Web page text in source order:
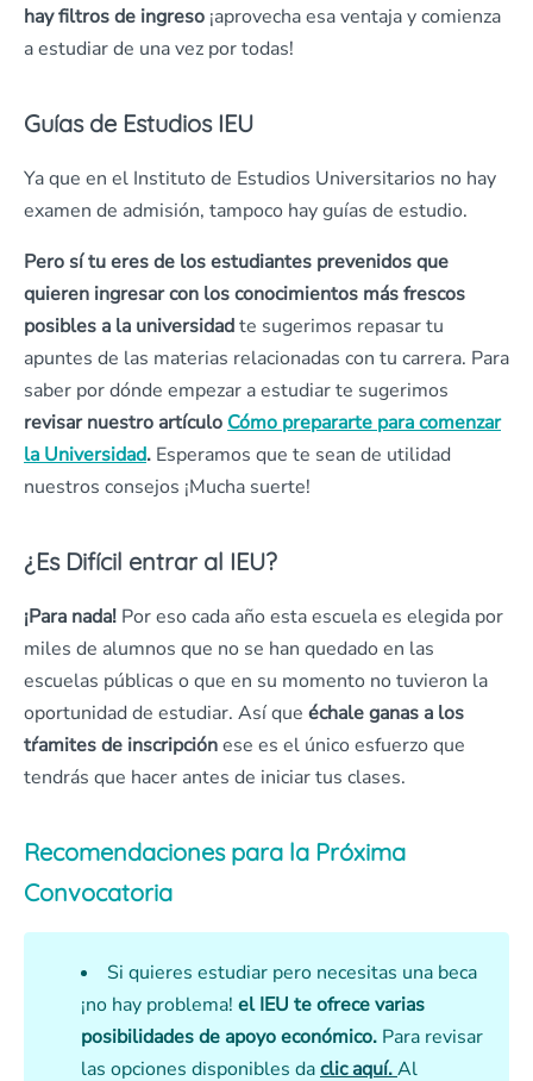
hay filtros de ingreso ¡aprovecha esa ventaja y comienza
a estudiar de una vez por todas!
Guías de Estudios IEU
Ya que en el Instituto de Estudios Universitarios no hay
examen de admisión, tampoco hay guías de estudio.
Pero sí tu eres de los estudiantes prevenidos que
quieren ingresar con los conocimientos más frescos
posibles a la universidadte sugerimos repasar tu
apuntes de las materias relacionadas con tu carrera. Para
saber por dónde empezar a estudiar te sugerimos
revisar nuestro artículoCómo prepararte para comenzar
la Universidad. Esperamos que te sean de utilidad
nuestros consejos ¡Mucha suerte!
¿Es Difícil entrar al IEU?
¡Para nada! Por eso cada año esta escuela es elegida por
miles de alumnos que no se han quedado en las
escuelas públicas o que en su momento no tuvieron la
oportunidad de estudiar. Así que échale ganas a los
tŕamites de inscripciónese es el único esfuerzo que
tendrás que hacer antes de iniciar tus clases.
Recomendaciones para la Próxima
Convocatoria
Si quieres estudiar pero necesitas una beca
¡no hay problema! el IEU te ofrece varias
posibilidades de apoyo económico. Para revisar
las opciones disponibles daclic aquí.Al